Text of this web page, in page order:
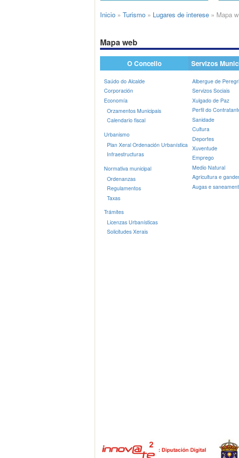
Inicio » Turismo » Lugares de interese » Mapa
Mapa web
O Concello
Saúdo do Alcalde
Corporación
Economía
Orzamentos Municipais
Calendario fiscal
Urbanismo
Plan Xeral Ordenación Urbanística
Infraestructuras
Normativa municipal
Ordenanzas
Regulamentos
Taxas
Trámites
Licenzas Urbanísticas
Solicitudes Xerais
Servizos
Albergue de
Servizos Sociais
Xulgado de Paz
Perfil do
Sanidade
Cultura
Deportes
Xuventude
Emprego
Medio Natural
Agricultura e
Augas e